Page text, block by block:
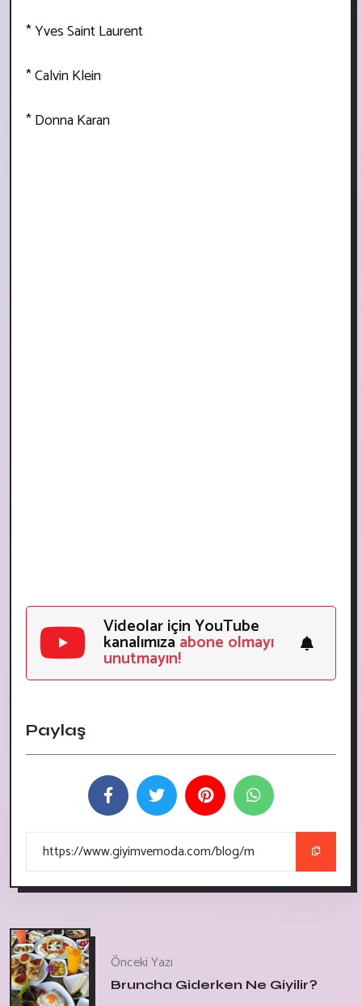
* Yves Saint Laurent
* Calvin Klein
* Donna Karan
Videolar için YouTube
kanalımızaabone olmayı
unutmayın!
Paylaş
Önceki Yazı
Bruncha Giderken Ne Giyilir?